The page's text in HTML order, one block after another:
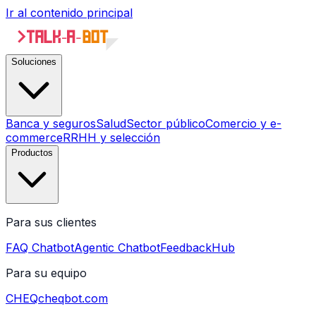
Ir al contenido principal
Soluciones
Banca y segurosSaludSector públicoComercio y e-
commerceRRHH y selección
Productos
Para sus clientes
FAQ ChatbotAgentic ChatbotFeedbackHub
Para su equipo
CHEQcheqbot.com